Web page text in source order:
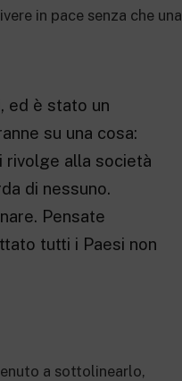
in pace senza che una
ed è stato un
su una cosa:
rivolge alla società
di nessuno.
Pensate
tutti i Paesi non
a sottolinearlo,